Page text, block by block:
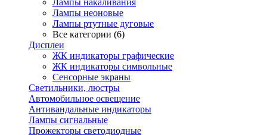
Лампы накаливания
Лампы неоновые
Лампы ртутные дуговые
Все категории (6)
Дисплеи
ЖК индикаторы графические
ЖК индикаторы символьные
Сенсорные экраны
Cветильники, люстры
Автомобильное освещение
Антивандальные индикаторы
Лампы сигнальные
Прожекторы светодиодные